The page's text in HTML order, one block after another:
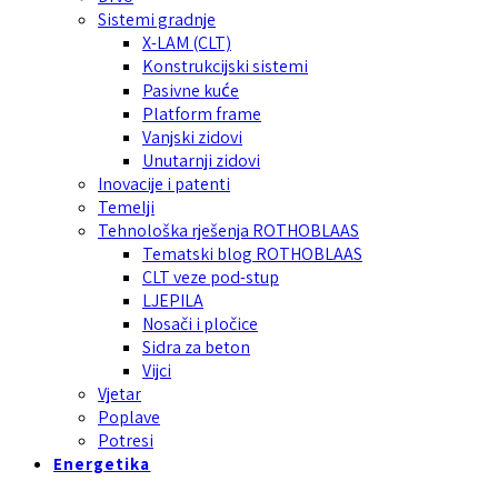
Sistemi gradnje
X-LAM (CLT)
Konstrukcijski sistemi
Pasivne kuće
Platform frame
Vanjski zidovi
Unutarnji zidovi
Inovacije i patenti
Temelji
Tehnološka rješenja ROTHOBLAAS
Tematski blog ROTHOBLAAS
CLT veze pod-stup
LJEPILA
Nosači i pločice
Sidra za beton
Vijci
Vjetar
Poplave
Potresi
Energetika